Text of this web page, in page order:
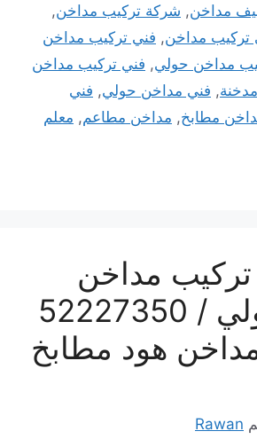
مداخن, شركة تركيب مداخن,
تركيب مداخن, فني تركيب مداخن
مداخن حولي, فني تركيب مداخن
, فني مداخن حولي, فني
مطابخ, مداخن مطاعم, معلم
مداخن
ميدان حولي / 52227350
هود مطابخ
Rawan